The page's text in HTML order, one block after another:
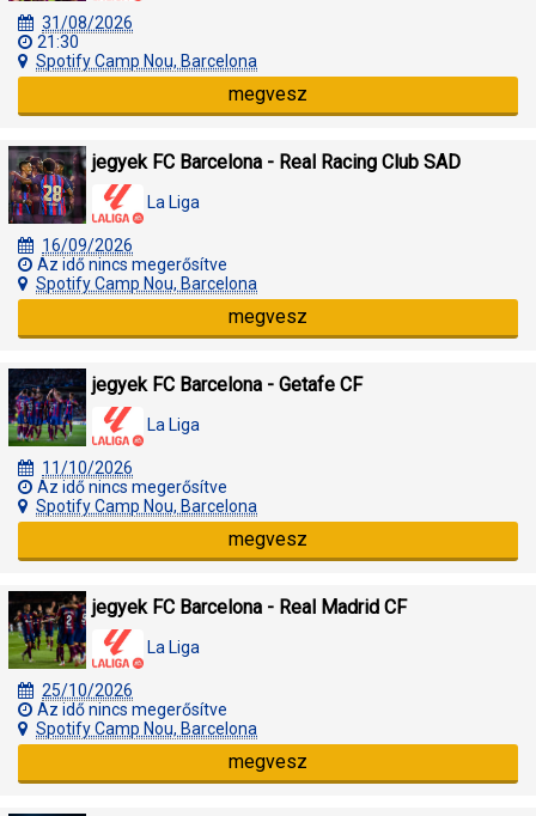
31/08/2026
21:30
Spotify Camp Nou, Barcelona
megvesz
jegyek FC Barcelona - Real Racing Club SAD
La Liga
16/09/2026
Az idő nincs megerősítve
Spotify Camp Nou, Barcelona
megvesz
jegyek FC Barcelona - Getafe CF
La Liga
11/10/2026
Az idő nincs megerősítve
Spotify Camp Nou, Barcelona
megvesz
jegyek FC Barcelona - Real Madrid CF
La Liga
25/10/2026
Az idő nincs megerősítve
Spotify Camp Nou, Barcelona
megvesz